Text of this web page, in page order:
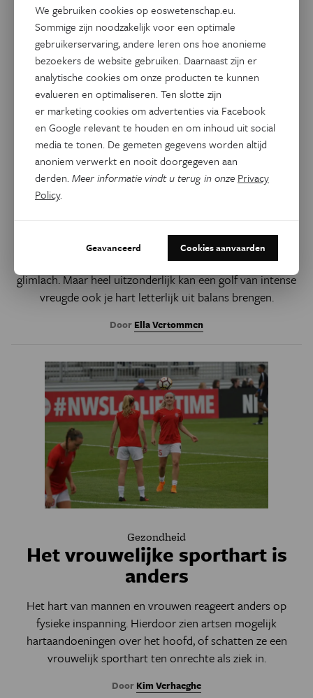
Gezondheid
Het gelukkigehart-syndroom:
zeldzaam, maar het bestaat
Een huwelijk, de geboorte van een kind of ander
fantastisch nieuws: meestal bezorgt het je enkel een
glimlach. Maar heel uitzonderlijk kan een golf van intense
vreugde ook je hart letterlijk uit balans brengen.
Door Ella Vertommen
Gezondheid
Het vrouwelijke sporthart is
anders
Het hart van mannen en vrouwen reageert anders op
fysieke inspanning. Hierdoor zien artsen mogelijk
hartaandoeningen over het hoofd, of schatten ze een
vrouwelijk sporthart ten onrechte als ziek in.
Door Kim Verhaeghe
We gebruiken cookies op eoswetenschap.eu.
Sommige zijn noodzakelijk voor een optimale
gebruikerservaring, andere leren ons hoe anonieme
bezoekers de website gebruiken. Daarnaast zijn er
analytische cookies om onze producten te kunnen
evalueren en optimaliseren. Ten slotte zijn
er marketing cookies om advertenties via Facebook
en Google relevant te houden en om inhoud uit social
media te tonen. De gemeten gegevens worden altijd
anoniem verwerkt en nooit doorgegeven aan
derden.Meer informatie vindt u terug in onze Privacy
Policy.
Geavanceerd Cookies aanvaarden